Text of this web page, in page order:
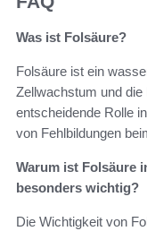
Was ist Folsäure?
Folsäure ist ein
Zellwachstum und
entscheidende Rolle
von Fehlbildungen
Warum ist Folsäure
besonders wichtig?
Die Wichtigkeit von